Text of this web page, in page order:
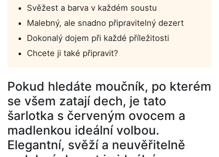
Svěžest a barva v každém soustu
Malebný, ale snadno připravitelný dezert
Dokonalý dojem při každé příležitosti
Chcete ji také připravit?
Pokud hledáte moučník, po kterém
se všem zatají dech, je tato
šarlotka s červeným ovocem a
madlenkou ideální volbou.
Elegantní, svěží a neuvěřitelně